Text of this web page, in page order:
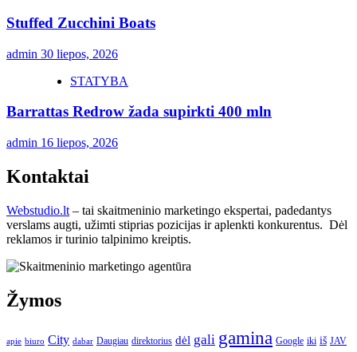
Stuffed Zucchini Boats
admin 30 liepos, 2026
STATYBA
Barrattas Redrow žada supirkti 400 mln
admin 16 liepos, 2026
Kontaktai
Webstudio.lt – tai skaitmeninio marketingo ekspertai, padedantys
verslams augti, užimti stiprias pozicijas ir aplenkti konkurentus. Dėl
reklamos ir turinio talpinimo kreiptis.
Žymos
apie biuro City dabar Daugiau direktorius dėl gali gamina Google iki iš JAV